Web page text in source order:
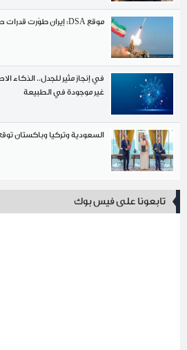
موقع DSA: إيران طوّرت قدرات صواريخها بشكل كبير
في إنجاز مثير للجدل.. الذكاء الاصطناعي
غير موجودة في الطبيعة
السعودية وتركيا وباكستان توقع اتفاق مكة
على فيس بوك